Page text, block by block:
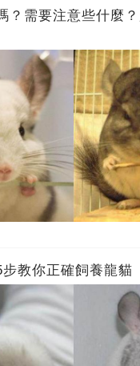
？需要注意些什麼
教你正確飼養龍貓